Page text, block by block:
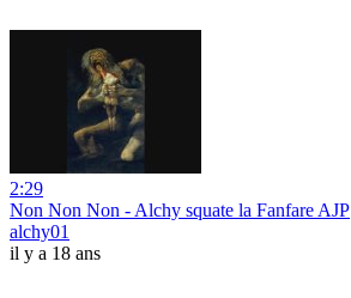
2:29
Non Non Non - Alchy squate la Fanfare AJP
alchy01
il y a 18 ans